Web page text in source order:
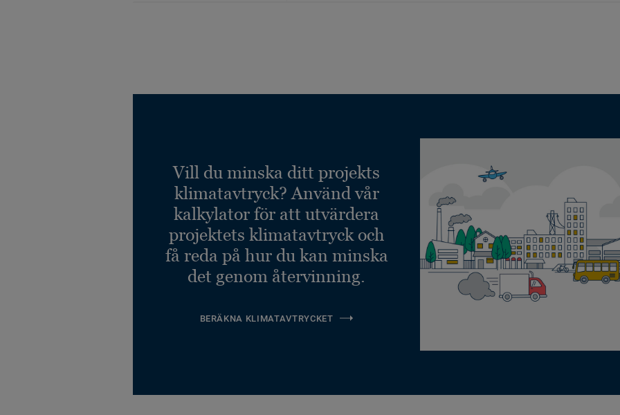
Vill du minska ditt projekts
klimatavtryck? Använd vår
kalkylator för att utvärdera
projektets klimatavtryck och
få reda på hur du kan minska
det genom återvinning.
BERÄKNA KLIMATAVTRYCKET